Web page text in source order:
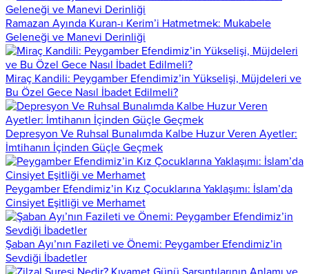
Ramazan Ayında Kuran-ı Kerim’i Hatmetmek: Mukabele
Geleneği ve Manevi Derinliği
Miraç Kandili: Peygamber Efendimiz’in Yükselişi, Müjdeleri ve
Bu Özel Gece Nasıl İbadet Edilmeli?
Depresyon Ve Ruhsal Bunalımda Kalbe Huzur Veren Ayetler:
İmtihanın İçinden Güçle Geçmek
Peygamber Efendimiz’in Kız Çocuklarına Yaklaşımı: İslam’da
Cinsiyet Eşitliği ve Merhamet
Şaban Ayı’nın Fazileti ve Önemi: Peygamber Efendimiz’in
Sevdiği İbadetler